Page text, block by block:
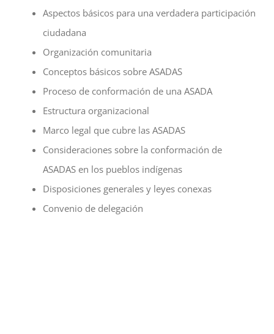
Aspectos básicos para una verdadera participación
ciudadana
Organización comunitaria
Conceptos básicos sobre ASADAS
Proceso de conformación de una ASADA
Estructura organizacional
Marco legal que cubre las ASADAS
Consideraciones sobre la conformación de
ASADAS en los pueblos indígenas
Disposiciones generales y leyes conexas
Convenio de delegación